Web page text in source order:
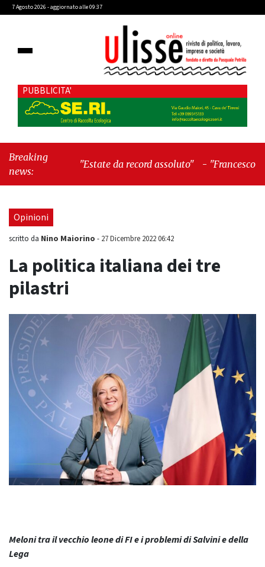
7 Agosto 2026 - aggiornato alle 09:37
PUBBLICITA'
Breaking
news:
"Estate da record assoluto" -"Francesco Guccini
Opinioni
scritto da Nino Maiorino - 27 Dicembre 2022 06:42
La politica italiana dei tre
pilastri
Meloni tra il vecchio leone di FI e i problemi di Salvini e della
Lega